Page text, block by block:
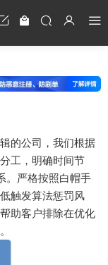
的公司，我们根据
工，明确时间节
。严格按照白帽手
触发算法惩罚风
助客户排除在优化